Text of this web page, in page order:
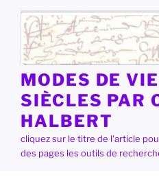
contenu
principal
MODES DE
SIÈCLES PAR
HALBERT
cliquez sur le titre de l'article
des pages les outils de